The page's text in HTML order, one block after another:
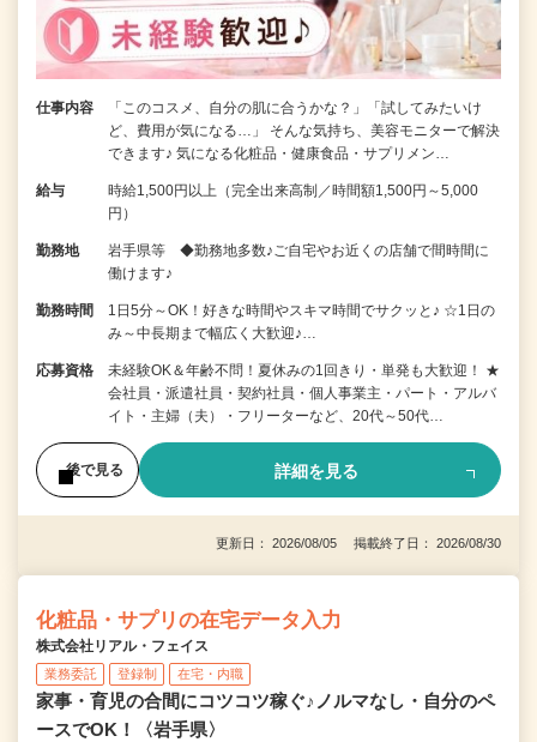
仕事内容
「このコスメ、自分の肌に合うかな？」「試してみたいけ
ど、費用が気になる…」 そんな気持ち、美容モニターで解決
できます♪ 気になる化粧品・健康食品・サプリメン…
給与
時給1,500円以上（完全出来高制／時間額1,500円～5,000
円）
勤務地
岩手県等 ◆勤務地多数♪ご自宅やお近くの店舗で間時間に
働けます♪
勤務時間
1日5分～OK！好きな時間やスキマ時間でサクッと♪ ☆1日の
み～中長期まで幅広く大歓迎♪…
応募資格
未経験OK＆年齢不問！夏休みの1回きり・単発も大歓迎！ ★
会社員・派遣社員・契約社員・個人事業主・パート・アルバ
イト・主婦（夫）・フリーターなど、20代～50代…
後で見る 詳細を見る
更新日： 2026/08/05 掲載終了日： 2026/08/30
化粧品・サプリの在宅データ入力
株式会社リアル・フェイス
業務委託 登録制 在宅・内職
家事・育児の合間にコツコツ稼ぐ♪ノルマなし・自分のペ
ースでOK！〈岩手県〉